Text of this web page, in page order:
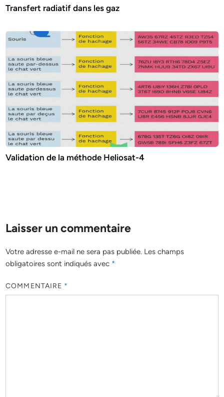
Transfert radiatif dans les gaz
Validation de la méthode Heliosat-4
Laisser un commentaire
Votre adresse e-mail ne sera pas publiée. Les champs
obligatoires sont indiqués avec *
COMMENTAIRE *